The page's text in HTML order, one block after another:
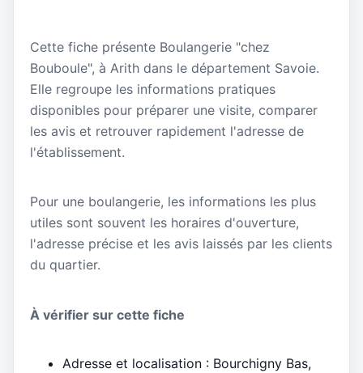
Cette fiche présente Boulangerie "chez
Bouboule", à Arith dans le département Savoie.
Elle regroupe les informations pratiques
disponibles pour préparer une visite, comparer
les avis et retrouver rapidement l'adresse de
l'établissement.
Pour une boulangerie, les informations les plus
utiles sont souvent les horaires d'ouverture,
l'adresse précise et les avis laissés par les clients
du quartier.
À vérifier sur cette fiche
Adresse et localisation : Bourchigny Bas,